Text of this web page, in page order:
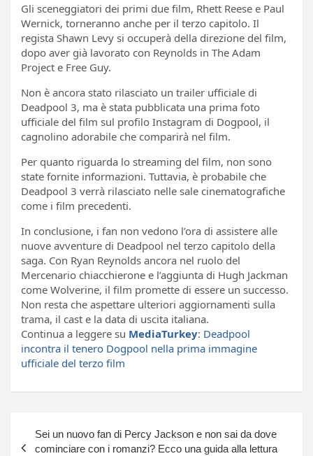
Gli sceneggiatori dei primi due film, Rhett Reese e Paul
Wernick, torneranno anche per il terzo capitolo. Il
regista Shawn Levy si occuperà della direzione del film,
dopo aver già lavorato con Reynolds in The Adam
Project e Free Guy.
Non è ancora stato rilasciato un trailer ufficiale di
Deadpool 3, ma è stata pubblicata una prima foto
ufficiale del film sul profilo Instagram di Dogpool, il
cagnolino adorabile che comparirà nel film.
Per quanto riguarda lo streaming del film, non sono
state fornite informazioni. Tuttavia, è probabile che
Deadpool 3 verrà rilasciato nelle sale cinematografiche
come i film precedenti.
In conclusione, i fan non vedono l’ora di assistere alle
nuove avventure di Deadpool nel terzo capitolo della
saga. Con Ryan Reynolds ancora nel ruolo del
Mercenario chiacchierone e l’aggiunta di Hugh Jackman
come Wolverine, il film promette di essere un successo.
Non resta che aspettare ulteriori aggiornamenti sulla
trama, il cast e la data di uscita italiana.
Continua a leggere su MediaTurkey: Deadpool
incontra il tenero Dogpool nella prima immagine
ufficiale del terzo film
articoli
Sei un nuovo fan di Percy Jackson e non sai da dove
cominciare con i romanzi? Ecco una guida alla lettura